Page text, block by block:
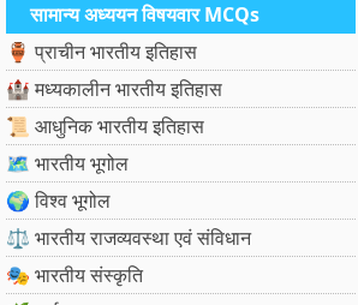
सामान्य अध्ययन विषयवार MCQs
🏺 प्राचीन भारतीय इतिहास
🏰 मध्यकालीन भारतीय इतिहास
📜 आधुनिक भारतीय इतिहास
🗺️ भारतीय भूगोल
🌍 विश्व भूगोल
⚖️ भारतीय राजव्यवस्था एवं संविधान
🎭 भारतीय संस्कृति